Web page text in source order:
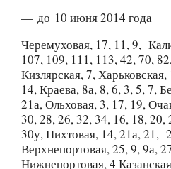
— до 10 июня 2014 года
Черемуховая, 17, 11, 9,
107, 109, 111, 113, 42, 70,
Кизлярская, 7,
14, Краева, 8а, 8, 6, 3, 5, 7,
21а, Ольховая, 3, 17, 19,
30, 28, 26, 32, 34, 16, 18, 20,
30у, Пихтовая, 14, 21а, 21,
Верхнепортовая, 25, 9, 9а,
Нижнепортовая, 4